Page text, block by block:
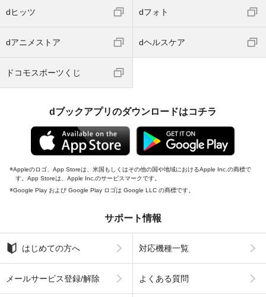
dヒッツ dフォト
dアニメストア dヘルスケア
ドコモスポーツくじ
dブックアプリのダウンロードはコチラ
Appleのロゴ、App Storeは、米国もしくはその他の国や地域におけるApple Inc.の商標で
す。App Storeは、Apple Inc.のサービスマークです。
Google Play および Google Play ロゴは Google LLC の商標です。
サポート情報
はじめての方へ 対応機種一覧
メールサービス登録/解除 よくある質問